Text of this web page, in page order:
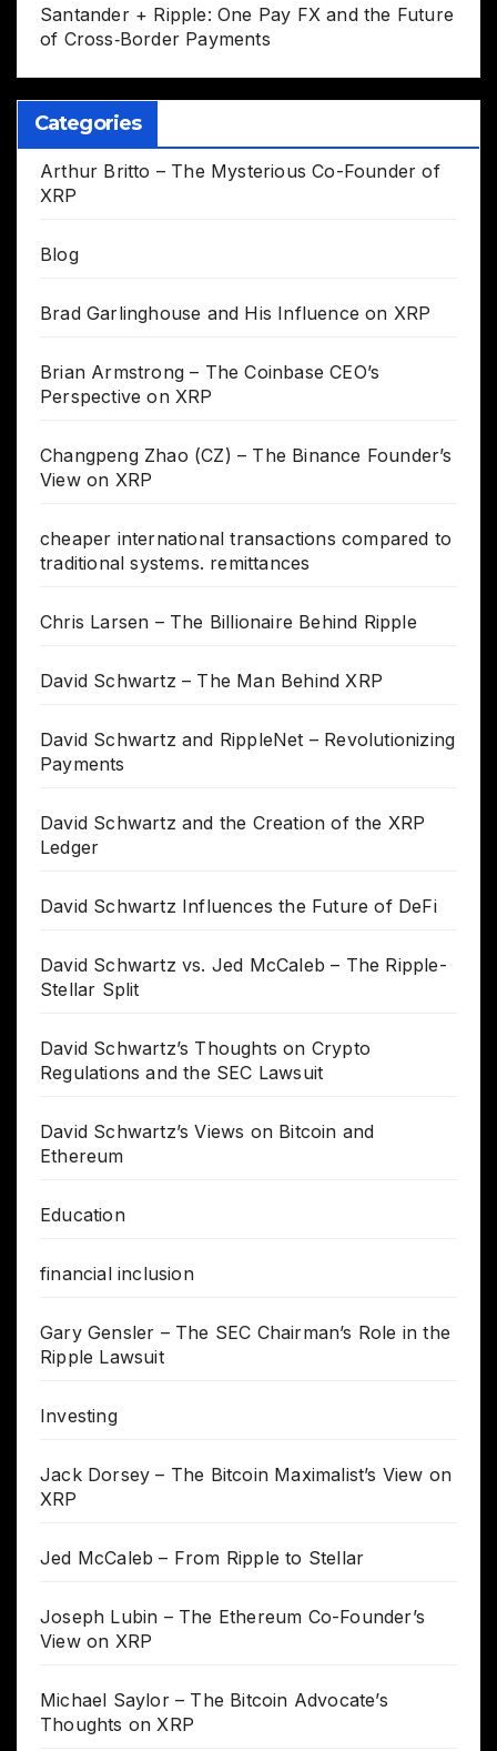
Santander + Ripple: One Pay FX and the Future
of Cross‑Border Payments
Categories
Arthur Britto – The Mysterious Co-Founder of
XRP
Blog
Brad Garlinghouse and His Influence on XRP
Brian Armstrong – The Coinbase CEO’s
Perspective on XRP
Changpeng Zhao (CZ) – The Binance Founder’s
View on XRP
cheaper international transactions compared to
traditional systems. remittances
Chris Larsen – The Billionaire Behind Ripple
David Schwartz – The Man Behind XRP
David Schwartz and RippleNet – Revolutionizing
Payments
David Schwartz and the Creation of the XRP
Ledger
David Schwartz Influences the Future of DeFi
David Schwartz vs. Jed McCaleb – The Ripple-
Stellar Split
David Schwartz’s Thoughts on Crypto
Regulations and the SEC Lawsuit
David Schwartz’s Views on Bitcoin and
Ethereum
Education
financial inclusion
Gary Gensler – The SEC Chairman’s Role in the
Ripple Lawsuit
Investing
Jack Dorsey – The Bitcoin Maximalist’s View on
XRP
Jed McCaleb – From Ripple to Stellar
Joseph Lubin – The Ethereum Co-Founder’s
View on XRP
Michael Saylor – The Bitcoin Advocate’s
Thoughts on XRP